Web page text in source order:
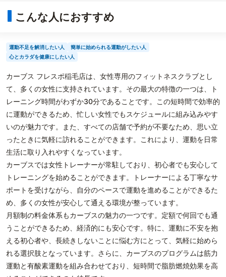
こんな人におすすめ
運動不足を解消したい人
簡単に始められる運動がしたい人
心とカラダを健康にしたい人
カーブス フレスポ稲毛店は、女性専用のフィットネスクラブとし
て、多くの女性に支持されています。その最大の特徴の一つは、ト
レーニング時間がわずか30分であることです。この短時間で効率的
に運動ができるため、忙しい女性でもスケジュールに組み込みやす
いのが魅力です。また、すべての店舗で予約が不要なため、思い立
ったときに気軽に訪れることができます。これにより、運動を日常
生活に取り入れやすくなっています。
カーブスでは女性トレーナーが常駐しており、初心者でも安心して
トレーニングを始めることができます。トレーナーによる丁寧なサ
ポートを受けながら、自分のペースで運動を進めることができるた
め、多くの女性が安心して通える環境が整っています。
月額制の料金体系もカーブスの魅力の一つです。定額で何回でも通
うことができるため、経済的にも安心です。特に、運動に不安を抱
える初心者や、長続きしないことに悩む方にとって、気軽に始めら
れる選択肢となっています。さらに、カーブスのプログラムは筋力
運動と有酸素運動を組み合わせており、短時間で脂肪燃焼効果を高